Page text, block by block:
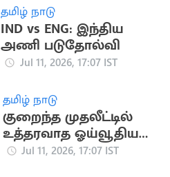
தமிழ் நாடு
IND vs ENG: இந்திய
அணி படுதோல்வி
Jul 11, 2026, 17:07 IST
தமிழ் நாடு
குறைந்த முதலீட்டில்
உத்தரவாத ஓய்வூதியம்:
முழு விவரங்கள்
Jul 11, 2026, 17:07 IST